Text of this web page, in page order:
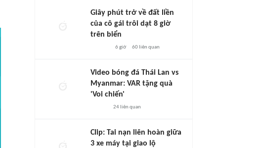
Giây phút trở về đất liền
của cô gái trôi dạt 8 giờ
trên biển
6 giờ 60liên quan
Video bóng đá Thái Lan vs
Myanmar: VAR tặng quà
'Voi chiến'
24liên quan
Clip: Tai nạn liên hoàn giữa
3 xe máy tại giao lộ